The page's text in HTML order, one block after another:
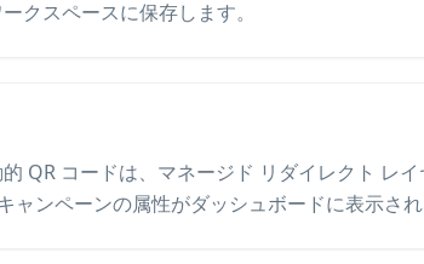
クスペースに保存します。
QR コードは、マネージド リダイレクト レ
ャンペーンの属性がダッシュボードに表示され